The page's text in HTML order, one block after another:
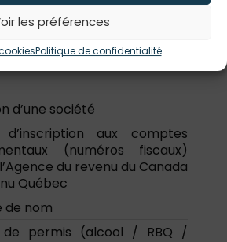
les préférences
Politique de confidentialité
autres services
d’une société
d’inscription aux comptes
(numéros fiscaux)
du revenu du Canada
Québec
de nom
de permis (alcool / RBQ /